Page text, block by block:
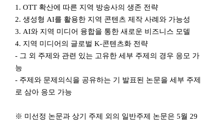
1. OTT 확산에 따른 지역 방송사의 생존 전략
2. 생성형 AI를 활용한 지역 콘텐츠 제작 사례와 가능성
3. AI와 지역 미디어 융합을 통한 새로운 비즈니스 모델
4. 지역 미디어의 글로벌 K-콘텐츠화 전략
- 그 외 주제와 관련 있는 고유한 세부 주제의 경우 응모 가
능
- 주제와 문제의식을 공유하는 기 발표된 논문을 세부 주제
로 삼아 응모 가능
※ 미선정 논문과 상기 주제 외의 일반주제 논문은 5월 29